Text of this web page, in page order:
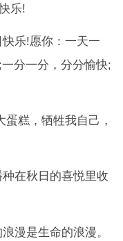
乐!
乐!愿你：一天一
分一分，分分愉快;
糕，牺牲我自己，
在秋日的喜悦里收
漫是生命的浪漫。